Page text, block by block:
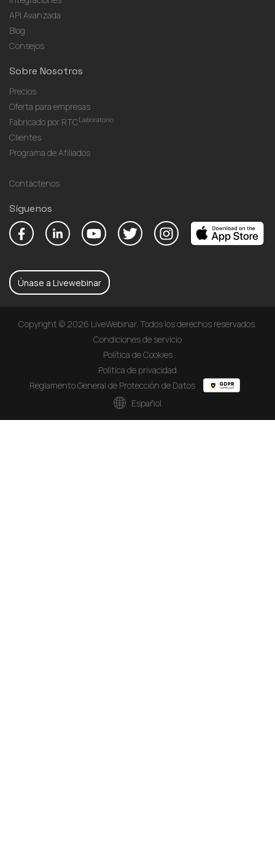
API Avanzada
Blog
Consejos
Sobre Nosotros
Precios
Oferta para empresas
Fabricado por RTCLaboratorio
Clientes
Programa de Afiliados
Contáctenos
Síguenos
Únase a Livewebinar
Copyright © 2026 LiveWebinar. Todos los derechos reservados.
Condiciones de servicio
Política de Cookies
Política de privacidad
Reglamento General de Protección de Datos
Español